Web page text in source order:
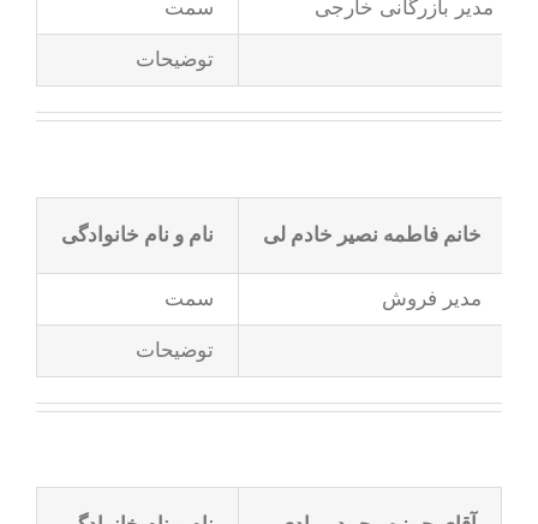
سمت مدیر بازرگانی خارجی
توضیحات
نام و نام خانوادگی خانم فاطمه نصیر خادم لی
سمت مدیر فروش
توضیحات